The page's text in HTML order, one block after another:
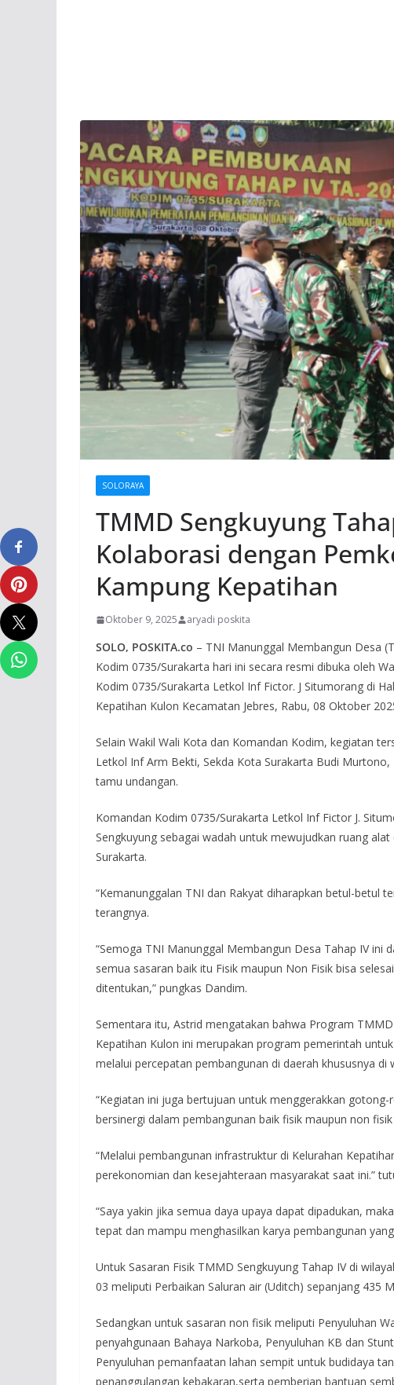
SOLORAYA
TMMD Sengkuyung
Kolaborasi dengan
Kampung Kepatihan
Oktober 9, 2025 aryadi poskita
SOLO, POSKITA.co – TNI Manunggal Membangun Desa
Kodim 0735/Surakarta hari ini secara resmi dibuka oleh
Kodim 0735/Surakarta Letkol Inf Fictor. J Situmorang di
Kepatihan Kulon Kecamatan Jebres, Rabu, 08 Oktober
Selain Wakil Wali Kota dan Komandan Kodim, kegiatan
Letkol Inf Arm Bekti, Sekda Kota Surakarta Budi
tamu undangan.
Komandan Kodim 0735/Surakarta Letkol Inf Fictor J.
Sengkuyung sebagai wadah untuk mewujudkan ruang
Surakarta.
“Kemanunggalan TNI dan Rakyat diharapkan betul-betul
terangnya.
“Semoga TNI Manunggal Membangun Desa Tahap IV ini
semua sasaran baik itu Fisik maupun Non Fisik bisa
ditentukan,” pungkas Dandim.
Sementara itu, Astrid mengatakan bahwa Program
Kepatihan Kulon ini merupakan program pemerintah
melalui percepatan pembangunan di daerah khususnya di
“Kegiatan ini juga bertujuan untuk menggerakkan
bersinergi dalam pembangunan baik fisik maupun non
“Melalui pembangunan infrastruktur di Kelurahan
perekonomian dan kesejahteraan masyarakat saat ini.”
“Saya yakin jika semua daya upaya dapat dipadukan,
tepat dan mampu menghasilkan karya pembangunan
Untuk Sasaran Fisik TMMD Sengkuyung Tahap IV di
03 meliputi Perbaikan Saluran air (Uditch) sepanjang 435
Sedangkan untuk sasaran non fisik meliputi Penyuluhan
penyahgunaan Bahaya Narkoba, Penyuluhan KB dan
Penyuluhan pemanfaatan lahan sempit untuk budidaya
penanggulangan kebakaran,serta pemberian bantuan